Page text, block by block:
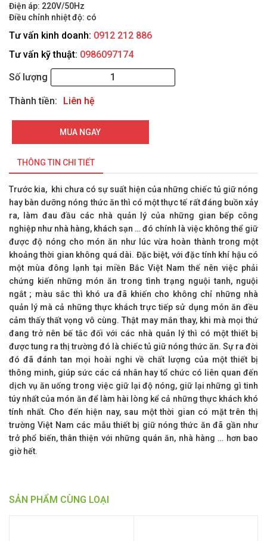
Điện áp: 220V/50Hz
Điều chỉnh nhiệt độ: có
Tư vấn kinh doanh: 0912 212 886
Tư vấn kỹ thuật: 0986097174
Số lượng
Thành tiền: Liên hệ
MUA NGAY
THÔNG TIN CHI TIẾT
Trước kia, khi chưa có sự suất hiện của những chiếc tủ giữ nóng
hay bàn dưỡng nóng thức ăn thì có một thực tế rất đáng buồn xảy
ra, làm đau đầu các nhà quản lý của những gian bếp công
nghiệp như nhà hàng, khách sạn … đó chính là việc không thể giữ
được độ nóng cho món ăn như lúc vừa hoàn thành trong một
khoảng thời gian không quá dài. Đặc biệt, với đặc tính khí hậu có
một mùa đông lạnh tại miền Bắc Việt Nam thế nên việc phải
chứng kiến những món ăn trong tình trạng nguội tanh, nguội
ngắt ; màu sắc thì khó ưa đã khiến cho không chỉ những nhà
quản lý mà cả những thực khách trực tiếp sử dụng món ăn đều
cảm thấy thất vọng vô cùng. Thật may mắn thay, khi mà mọi thứ
đang trở nên bế tắc đối với các nhà quản lý thì có một thiết bị
được tung ra thị trường đó là chiếc tủ giữ nóng thức ăn. Sự ra đời
đó đã đánh tan mọi hoài nghi về chất lượng của một thiết bị
thông minh, giúp sức các cá nhân hay tổ chức có liên quan đến
dịch vụ ăn uống trong việc giữ lại độ nóng, giữ lại những gì tinh
túy nhất của món ăn để làm hài lòng kể cả những thực khách khó
tính nhất. Cho đến hiện nay, sau một thời gian có mặt trên thị
trường Việt Nam các mẫu thiết bị giữ nóng thức ăn đã gần như
trở phổ biến, thân thiện với những quán ăn, nhà hàng … hơn bao
giờ hết.
SẢN PHẨM CÙNG LOẠI